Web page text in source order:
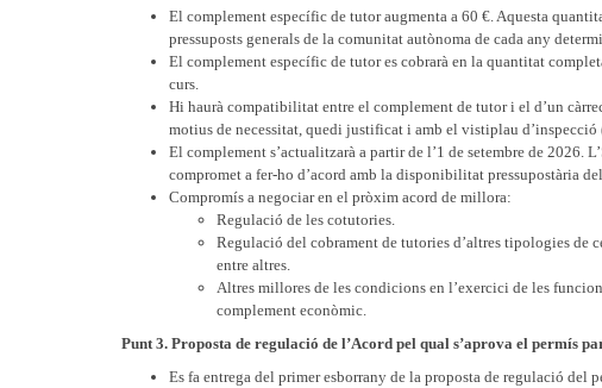
El complement específic de tutor augmenta a 60 €. Aquesta
pressuposts generals de la comunitat autònoma de cada any
El complement específic de tutor es cobrarà en la quantitat
curs.
Hi haurà compatibilitat entre el complement de tutor i el d’un
motius de necessitat, quedi justificat i amb el vistiplau d’inspecció
El complement s’actualitzarà a partir de l’1 de setembre de 2026.
compromet a fer-ho d’acord amb la disponibilitat pressupostària
Compromís a negociar en el pròxim acord de millora:
Regulació de les cotutories.
Regulació del cobrament de tutories d’altres tipologies de
entre altres.
Altres millores de les condicions en l’exercici de les
complement econòmic.
Punt 3. Proposta de regulació de l’Acord pel qual s’aprova el permís
Es fa entrega del primer esborrany de la proposta de regulació